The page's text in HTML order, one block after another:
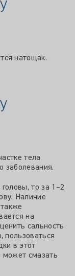
натощак.
тела
заболевания.
то за 1–2
Наличие
на
сальность
пользоваться
в этот
может смазать